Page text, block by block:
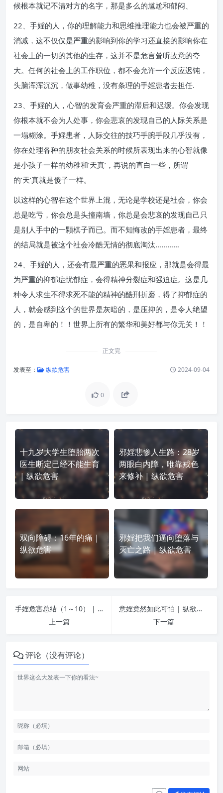
候根本就记不清对方的名字，那是多么的尴尬和郁闷、
22、手婬的人，你的理解能力和思维推理能力也会被严重的
消减，这不仅仅是严重的影响到你的学习还直接的影响你在
社会上的一切的其他的生存，这并不是危言耸听故意的夸
大。任何的社会上的工作职位，都不会允许一个反应迟钝，
头脑浑浑沉沉，做事幼稚，没有条理的手婬患者去担任.
23、手婬的人，心智的发育会严重的滞后和迟缓。你会发现
你根本就不会为人处事，你会悲哀的发现自己的人际关系是
一塌糊涂。手婬患者，人际交往的技巧手腕手段几乎没有，
你在处理各种的朋友社会关系的时候所表现出来的心智就像
是小孩子一样的幼稚和‘天真’，再说的直白一些，所谓
的‘天’真就是傻子一样。
以这样的心智在这个世界上混，无论是学校还是社会，你会
总是吃亏，你会总是头撞南墙，你总是会悲哀的发现自己只
是别人手中的一颗棋子而已。而不知悔改的手婬患者，最终
的结局就是被这个社会冷酷无情的彻底淘汰…………
24、手婬的人，还会有最严重的恶果和报应，那就是会得最
为严重的抑郁症忧郁症，会得精神分裂症和强迫症。这是几
种令人求生不得求死不能的精神的酷刑折磨，得了抑郁症的
人，就会感到这个的世界是灰暗的，是压抑的，是令人绝望
的，是自卑的！！世界上所有的繁华和美好都与你无关！！
正文完
发表至： 纵欲危害 2024-09-04
0
十九岁大学生堕胎两次
医生断定已经不能生育
| 纵欲危害
邪婬悲惨人生路：28岁
两眼白内障，唯靠戒色
来修补 | 纵欲危害
双向障碍：16年的痛 |
纵欲危害
邪婬把我们逼向堕落与
灭亡之路 | 纵欲危害
手婬危害总结（1～10） | 纵欲危害
上一篇
意婬竟然如此可怕 | 纵欲危害
下一篇
评论（没有评论）